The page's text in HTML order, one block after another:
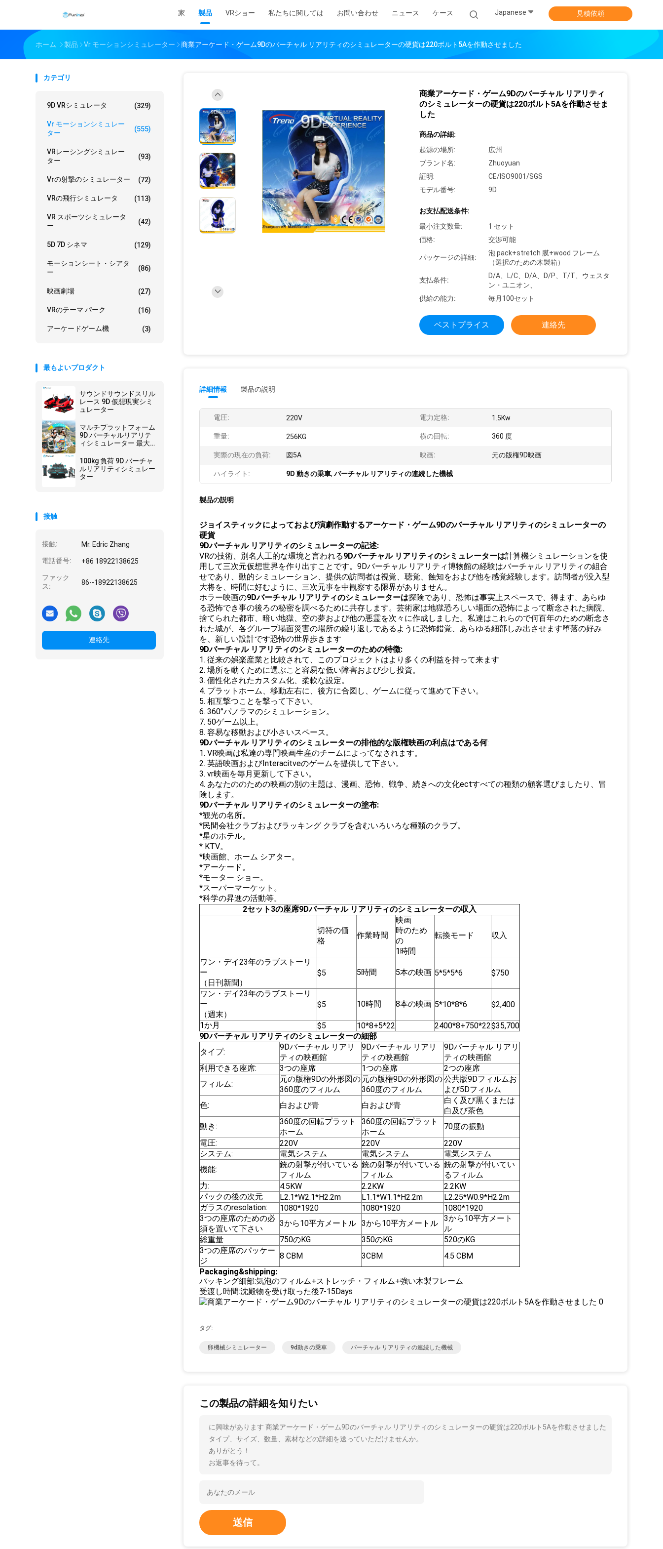
家 製品 VRショー 私たちに関しては お問い合わせ ニュース ケース Japanese 見積依頼
ホーム 製品 Vr モーションシミュレーター 商業アーケード・ゲーム9Dのバーチャル リアリティのシミュレーターの硬貨は220ボルト5Aを作動させました
カテゴリ
9D VRシミュレータ (329)
Vr モーションシミュレー
ター
(555)
VRレーシングシミュレー
ター
(93)
Vrの射撃のシミュレーター (72)
VRの飛行シミュレータ (113)
VR スポーツシミュレータ
ー
(42)
5D 7D シネマ (129)
モーションシート・シアタ
ー
(86)
映画劇場 (27)
VRのテーマ パーク (16)
アーケードゲーム機 (3)
最もよいプロダクト
サウンドサウンドスリル
レース 9D 仮想現実シミ
ュレーター
マルチプラットフォーム
9D バーチャルリアリテ
ィシミュレーター 最大
100kg 負荷 9D バーチャ
ルリアリティシミュレー
ター
接触
接触: Mr. Edric Zhang
電話番号: +86 18922138625
ファック
ス:
86--18922138625
連絡先
商業アーケード・ゲーム9Dのバーチャル リアリティ
のシミュレーターの硬貨は220ボルト5Aを作動させま
した
商品の詳細:
起源の場所:
広州
ブランド名:
Zhuoyuan
証明:
CE/ISO9001/SGS
モデル番号:
9D
お支払配送条件:
最小注文数量:
1 セット
価格:
交渉可能
パッケージの詳細:
泡 pack+stretch 膜+wood フレーム
（選択のための木製箱）
支払条件:
D/A、L/C、D/A、D/P、T/T、ウェスタ
ン・ユニオン、
供給の能力:
毎月100セット
ベストプライス 連絡先
詳細情報 製品の説明
電圧: 220V 電力定格: 1.5Kw
重量: 256KG 横の回転: 360 度
実際の現在の負荷: 図5A 映画: 元の版権9D映画
ハイライト: 9D 動きの乗車, バーチャル リアリティの連続した機械
製品の説明
ジョイスティックによっておよび演劇作動するアーケード・ゲーム9Dのバーチャル リアリティのシミュレーターの
硬貨
9Dバーチャル リアリティのシミュレーターの記述:
VRの技術、別名人工的な環境と言われる9Dバーチャル リアリティのシミュレーターは計算機シミュレーションを使
用して三次元仮想世界を作り出すことです。9Dバーチャル リアリティ博物館の経験はバーチャル リアリティの組合
せであり、動的シミュレーション、提供の訪問者は視覚、聴覚、蝕知をおよび他を感覚経験します。訪問者が没入型
大将を、時間に好むように、三次元事を中観察する限界がありません。
ホラー映画の9Dバーチャル リアリティのシミュレーターは探険であり、恐怖は事実上スペースで、得ます、あらゆ
る恐怖でき事の後ろの秘密を調べるために共存します。芸術家は地獄恐ろしい場面の恐怖によって断念された病院、
捨てられた都市、暗い地獄、空の夢および他の悪霊を次々に作成しました。私達はこれらので何百年のための断念さ
れた城が、各グループ場面災害の場所の繰り返しであるように恐怖錯覚、あらゆる細部しみ出させます堕落の好み
を、新しい設計です恐怖の世界歩きます
9Dバーチャル リアリティのシミュレーターのための特徴:
1. 従来の娯楽産業と比較されて、このプロジェクトはより多くの利益を持って来ます
2. 場所を動くために選ぶこと容易な低い障害および少し投資。
3. 個性化されたカスタム化、柔軟な設定。
4. プラットホーム、移動左右に、後方に合図し、ゲームに従って進めて下さい。
5. 相互撃つことを撃って下さい。
6. 360°パノラマのシミュレーション。
7. 50ゲーム以上。
8. 容易な移動および小さいスペース。
9Dバーチャル リアリティのシミュレーターの排他的な版権映画の利点はである何:
1. VR映画は私達の専門映画生産のチームによってなされます。
2. 英語映画およびInteracitveのゲームを提供して下さい。
3. vr映画を毎月更新して下さい。
4. あなたののための映画の別の主題は、漫画、恐怖、戦争、続きへの文化ectすべての種類の顧客選びましたり、冒
険します。
9Dバーチャル リアリティのシミュレーターの塗布:
*観光の名所。
*民間会社クラブおよびラッキング クラブを含むいろいろな種類のクラブ。
*星のホテル。
* KTV。
*映画館、ホーム シアター。
*アーケード。
*モーター ショー。
*スーパーマーケット。
*科学の昇進の活動等。
2セット3の座席9Dバーチャル リアリティのシミュレーターの収入
切符の価
格
作業時間
映画
時のため
の
1時間
転換モード 収入
ワン・デイ23年のラブストーリ
ー
（日刊新聞）
$5 5時間 5本の映画 5*5*5*6 $750
ワン・デイ23年のラブストーリ
ー
（週末）
$5 10時間 8本の映画 5*10*8*6 $2,400
1か月 $5 10*8+5*22 2400*8+750*22$35,700
9Dバーチャル リアリティのシミュレーターの細部
タイプ:
9Dバーチャル リアリ
ティの映画館
9Dバーチャル リアリ
ティの映画館
9Dバーチャル リアリ
ティの映画館
利用できる座席:
3つの座席 1つの座席
2つの座席
フィルム:
元の版権9Dの外形図の
360度のフィルム
元の版権9Dの外形図の
360度のフィルム
公共版9Dフィルムお
よび5Dフィルム
色:
白および青 白および青
白く及び黒くまたは
白及び茶色
動き:
360度の回転プラット
ホーム
360度の回転プラット
ホーム
70度の振動
電圧:
220V 220V
220V
システム:
電気システム 電気システム
電気システム
機能:
銃の射撃が付いている
フィルム
銃の射撃が付いている
フィルム
銃の射撃が付いてい
るフィルム
力:
4.5KW 2.2KW
2.2KW
パックの後の次元
L2.1*W2.1*H2.2m L1.1*W1.1*H2.2m
L2.25*W0.9*H2.2m
ガラスのresolation:
1080*1920 1080*1920
1080*1920
3つの座席のための必
須を置いて下さい
3から10平方メートル 3から10平方メートル
3から10平方メート
ル
総重量
750のKG 350のKG
520のKG
3つの座席のパッケー
ジ
8 CBM 3CBM
4.5 CBM
Packaging&shipping:
パッキング細部:気泡のフィルム+ストレッチ・フィルム+強い木製フレーム
受渡し時間:沈殿物を受け取った後7-15Days
タグ:
卵機械シミュレーター 9d動きの乗車 バーチャル リアリティの連続した機械
この製品の詳細を知りたい
に興味があります 商業アーケード・ゲーム9Dのバーチャル リアリティのシミュレーターの硬貨は220ボルト5Aを作動させました
タイプ、サイズ、数量、素材などの詳細を送っていただけませんか。
ありがとう！
お返事を待って。
送信